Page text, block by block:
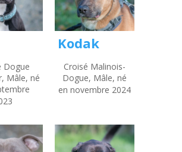
Dogue
Mâle, né
Kodak
Croisé Malinois-
Dogue, Mâle, né
en novembre 2024